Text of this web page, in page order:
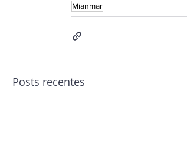
Mianmar
Posts recentes